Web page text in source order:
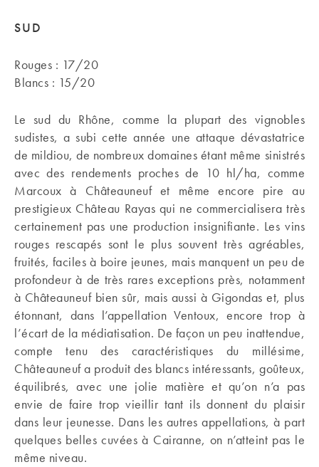
SUD
Rouges : 17/20
Blancs : 15/20
Le sud du Rhône, comme la plupart des vignobles
sudistes, a subi cette année une attaque dévastatrice
de mildiou, de nombreux domaines étant même sinistrés
avec des rendements proches de 10 hl/ha, comme
Marcoux à Châteauneuf et même encore pire au
prestigieux Château Rayas qui ne commercialisera très
certainement pas une production insignifiante. Les vins
rouges rescapés sont le plus souvent très agréables,
fruités, faciles à boire jeunes, mais manquent un peu de
profondeur à de très rares exceptions près, notamment
à Châteauneuf bien sûr, mais aussi à Gigondas et, plus
étonnant, dans l’appellation Ventoux, encore trop à
l’écart de la médiatisation. De façon un peu inattendue,
compte tenu des caractéristiques du millésime,
Châteauneuf a produit des blancs intéressants, goûteux,
équilibrés, avec une jolie matière et qu’on n’a pas
envie de faire trop vieillir tant ils donnent du plaisir
dans leur jeunesse. Dans les autres appellations, à part
quelques belles cuvées à Cairanne, on n’atteint pas le
même niveau.